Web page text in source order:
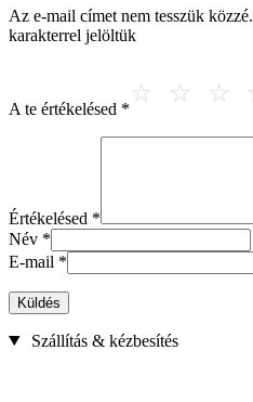
Az e-mail címet nem tesszük közzé.
karakterrel jelöltük
A te értékelésed *
Értékelésed *
Név *
E-mail *
Küldés
Szállítás & kézbesítés